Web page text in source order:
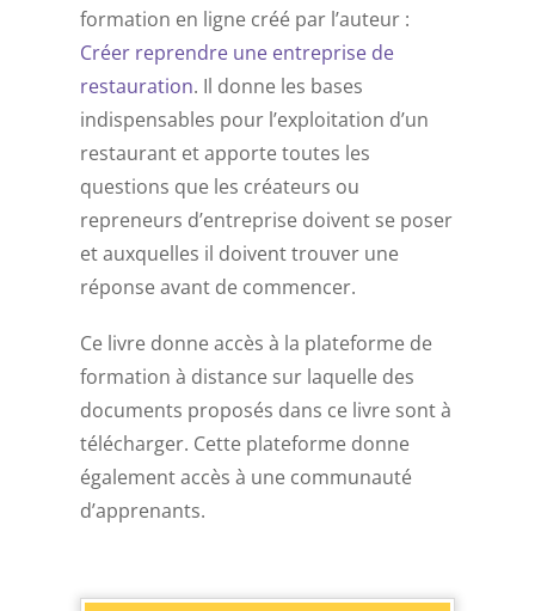
formation en ligne créé par l’auteur :
Créer reprendre une entreprise de
restauration. Il donne les bases
indispensables pour l’exploitation d’un
restaurant et apporte toutes les
questions que les créateurs ou
repreneurs d’entreprise doivent se poser
et auxquelles il doivent trouver une
réponse avant de commencer.
Ce livre donne accès à la plateforme de
formation à distance sur laquelle des
documents proposés dans ce livre sont à
télécharger. Cette plateforme donne
également accès à une communauté
d’apprenants.